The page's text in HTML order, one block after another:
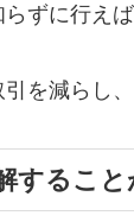
ずに行え
を減らし
すること